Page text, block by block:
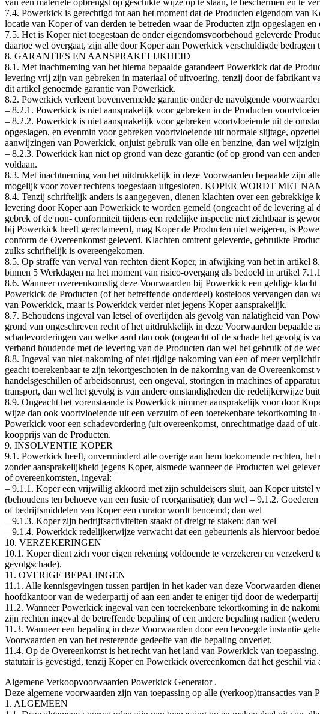
van een materiële opbrengst op geschikte wijze op te slaan, te beschermen en te
7.4. Powerkick is gerechtigd tot aan het moment dat de Producten eigendom van
locatie van Koper of van derden te betreden waar de Producten zijn opgeslagen en
7.5. Het is Koper niet toegestaan de onder eigendomsvoorbehoud geleverde
daartoe wel overgaat, zijn alle door Koper aan Powerkick verschuldigde
8. GARANTIES EN AANSPRAKELIJKHEID
8.1. Met inachtneming van het hierna bepaalde garandeert Powerkick dat de
levering vrij zijn van gebreken in materiaal of uitvoering, tenzij door de fabrikant
dit artikel genoemde garantie van Powerkick.
8.2. Powerkick verleent bovenvermelde garantie onder de navolgende
– 8.2.1. Powerkick is niet aansprakelijk voor gebreken in de Producten
– 8.2.2. Powerkick is niet aansprakelijk voor gebreken voortvloeiende uit de
opgeslagen, en evenmin voor gebreken voortvloeiende uit normale slijtage,
aanwijzingen van Powerkick, onjuist gebruik van olie en benzine, dan wel
– 8.2.3. Powerkick kan niet op grond van deze garantie (of op grond van een
voldaan.
8.3. Met inachtneming van het uitdrukkelijk in deze Voorwaarden bepaalde zijn
mogelijk voor zover rechtens toegestaan uitgesloten. KOPER WORDT MET
8.4. Tenzij schriftelijk anders is aangegeven, dienen klachten over een
levering door Koper aan Powerkick te worden gemeld (ongeacht of de levering
gebrek of de non- conformiteit tijdens een redelijke inspectie niet zichtbaar is
bij Powerkick heeft gereclameerd, mag Koper de Producten niet weigeren, is
conform de Overeenkomst geleverd. Klachten omtrent geleverde, gebruikte
zulks schriftelijk is overeengekomen.
8.5. Op straffe van verval van rechten dient Koper, in afwijking van het in artikel
binnen 5 Werkdagen na het moment van risico-overgang als bedoeld in artikel
8.6. Wanneer overeenkomstig deze Voorwaarden bij Powerkick een geldige
Powerkick de Producten (of het betreffende onderdeel) kosteloos vervangen dan
van Powerkick, maar is Powerkick verder niet jegens Koper aansprakelijk.
8.7. Behoudens ingeval van letsel of overlijden als gevolg van nalatigheid van
grond van ongeschreven recht of het uitdrukkelijk in deze Voorwaarden
schadevorderingen van welke aard dan ook (ongeacht of de schade het gevolg
verband houdende met de levering van de Producten dan wel het gebruik of de
8.8. Ingeval van niet-nakoming of niet-tijdige nakoming van een of meer
geacht toerekenbaar te zijn tekortgeschoten in de nakoming van de
handelsgeschillen of arbeidsonrust, een ongeval, storingen in machines of
transport, dan wel het gevolg is van andere omstandigheden die redelijkerwijze
8.9. Ongeacht het vorenstaande is Powerkick nimmer aansprakelijk voor door
wijze dan ook voortvloeiende uit een verzuim of een toerekenbare tekortkoming
Powerkick voor een schadevordering (uit overeenkomst, onrechtmatige daad of
koopprijs van de Producten.
9. INSOLVENTIE KOPER
9.1. Powerkick heeft, onverminderd alle overige aan hem toekomende rechten,
zonder aansprakelijkheid jegens Koper, alsmede wanneer de Producten wel
of overeenkomsten, ingeval:
– 9.1.1. Koper een vrijwillig akkoord met zijn schuldeisers sluit, aan Koper
(behoudens ten behoeve van een fusie of reorganisatie); dan wel – 9.1.2.
of bedrijfsmiddelen van Koper een curator wordt benoemd; dan wel
– 9.1.3. Koper zijn bedrijfsactiviteiten staakt of dreigt te staken; dan wel
– 9.1.4. Powerkick redelijkerwijze verwacht dat een gebeurtenis als hiervoor
10. VERZEKERINGEN
10.1. Koper dient zich voor eigen rekening voldoende te verzekeren en
gevolgschade).
11. OVERIGE BEPALINGEN
11.1. Alle kennisgevingen tussen partijen in het kader van deze Voorwaarden
hoofdkantoor van de wederpartij of aan een ander te eniger tijd door de
11.2. Wanneer Powerkick ingeval van een toerekenbare tekortkoming in de
zijn rechten ingeval de betreffende bepaling of een andere bepaling nadien
11.3. Wanneer een bepaling in deze Voorwaarden door een bevoegde instantie
Voorwaarden en van het resterende gedeelte van die bepaling onverlet.
11.4. Op de Overeenkomst is het recht van het land van Powerkick van
statutair is gevestigd, tenzij Koper en Powerkick overeenkomen dat het geschil
Algemene Verkoopvoorwaarden Powerkick Generator .
Deze algemene voorwaarden zijn van toepassing op alle (verkoop)transacties van
1. ALGEMEEN